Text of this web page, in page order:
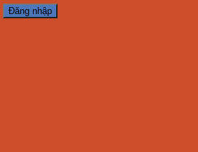
Đăng nhập